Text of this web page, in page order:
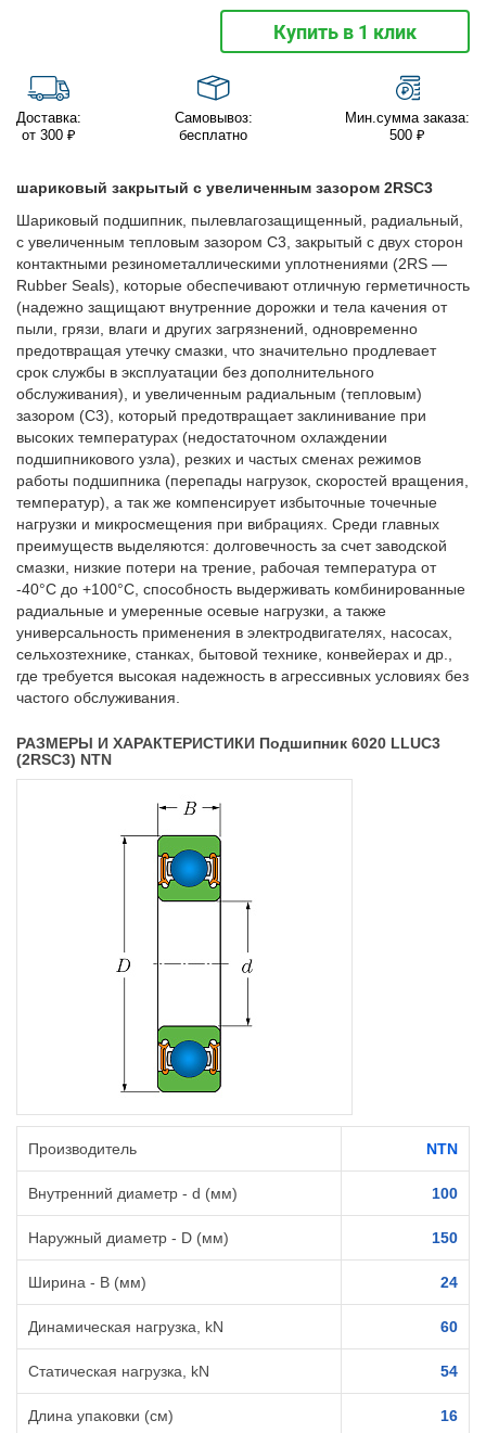
Купить в 1 клик
Доставка:
от 300 ₽
Самовывоз:
бесплатно
Мин.сумма заказа:
500 ₽
шариковый закрытый с увеличенным зазором 2RSС3
Шариковый подшипник, пылевлагозащищенный, радиальный,
с увеличенным тепловым зазором C3, закрытый с двух сторон
контактными резинометаллическими уплотнениями (2RS —
Rubber Seals), которые обеспечивают отличную герметичность
(надежно защищают внутренние дорожки и тела качения от
пыли, грязи, влаги и других загрязнений, одновременно
предотвращая утечку смазки, что значительно продлевает
срок службы в эксплуатации без дополнительного
обслуживания), и увеличенным радиальным (тепловым)
зазором (C3), который предотвращает заклинивание при
высоких температурах (недостаточном охлаждении
подшипникового узла), резких и частых сменах режимов
работы подшипника (перепады нагрузок, скоростей вращения,
температур), а так же компенсирует избыточные точечные
нагрузки и микросмещения при вибрациях. Среди главных
преимуществ выделяются: долговечность за счет заводской
смазки, низкие потери на трение, рабочая температура от
-40°C до +100°C, способность выдерживать комбинированные
радиальные и умеренные осевые нагрузки, а также
универсальность применения в электродвигателях, насосах,
сельхозтехнике, станках, бытовой технике, конвейерах и др.,
где требуется высокая надежность в агрессивных условиях без
частого обслуживания.
РАЗМЕРЫ И ХАРАКТЕРИСТИКИ Подшипник 6020 LLUC3
(2RSC3) NTN
Производитель NTN
Внутренний диаметр - d (мм) 100
Наружный диаметр - D (мм) 150
Ширина - B (мм) 24
Динамическая нагрузка, kN 60
Статическая нагрузка, kN 54
Длина упаковки (см) 16